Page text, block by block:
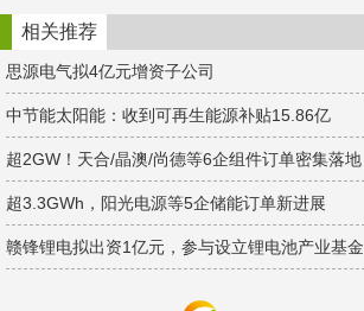
t
e
b
o
d
n
相关推荐
思源电气拟4亿元增资子公司
中节能太阳能：收到可再生能源补贴15.86亿
超2GW！天合/晶澳/尚德等6企组件订单密集落地
超3.3GWh，阳光电源等5企储能订单新进展
赣锋锂电拟出资1亿元，参与设立锂电池产业基金